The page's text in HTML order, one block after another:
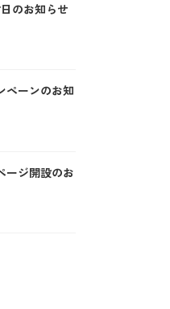
日のお知らせ
ペーンのお知
ージ開設のお